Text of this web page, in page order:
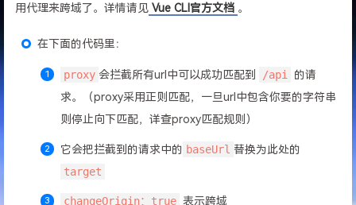
用代理来跨域了。详情请见 Vue CLI官方文档 。
在下面的代码里：
proxy 会拦截所有url中可以成功匹配到 /api
的请
求。（proxy采用正则匹配，一旦url中包含你要的字符串
则停止向下匹配，详查proxy匹配规则）
它会把拦截到的请求中的 baseUrl 替换为此处的
target
changeOrigin：true 表示跨域